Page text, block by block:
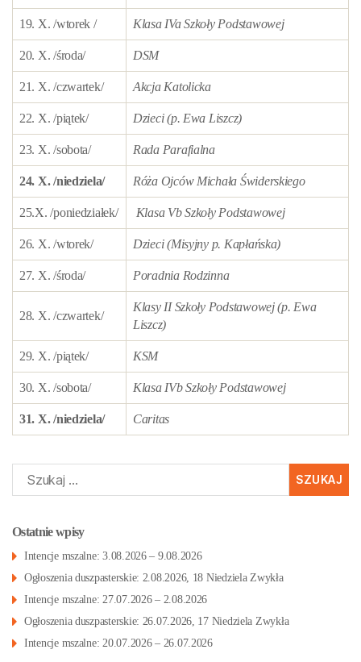
19. X. /wtorek / Klasa IVa Szkoły Podstawowej
20. X. /środa/ DSM
21. X. /czwartek/ Akcja Katolicka
22. X. /piątek/ Dzieci (p. Ewa Liszcz)
23. X. /sobota/ Rada Parafialna
24. X. /niedziela/ Róża Ojców Michała Świderskiego
25.X. /poniedziałek/ Klasa Vb Szkoły Podstawowej
26. X. /wtorek/ Dzieci (Misyjny p. Kapłańska)
27. X. /środa/ Poradnia Rodzinna
28. X. /czwartek/
Klasy II Szkoły Podstawowej (p. Ewa
Liszcz)
29. X. /piątek/ KSM
30. X. /sobota/ Klasa IVb Szkoły Podstawowej
31. X. /niedziela/ Caritas
Szukaj:
Ostatnie wpisy
Intencje mszalne: 3.08.2026 – 9.08.2026
Ogłoszenia duszpasterskie: 2.08.2026, 18 Niedziela Zwykła
Intencje mszalne: 27.07.2026 – 2.08.2026
Ogłoszenia duszpasterskie: 26.07.2026, 17 Niedziela Zwykła
Intencje mszalne: 20.07.2026 – 26.07.2026